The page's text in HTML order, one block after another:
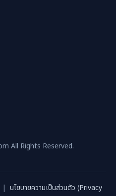
All Rights Reserved.
| นโยบายความเป็นส่วนตัว (Privacy